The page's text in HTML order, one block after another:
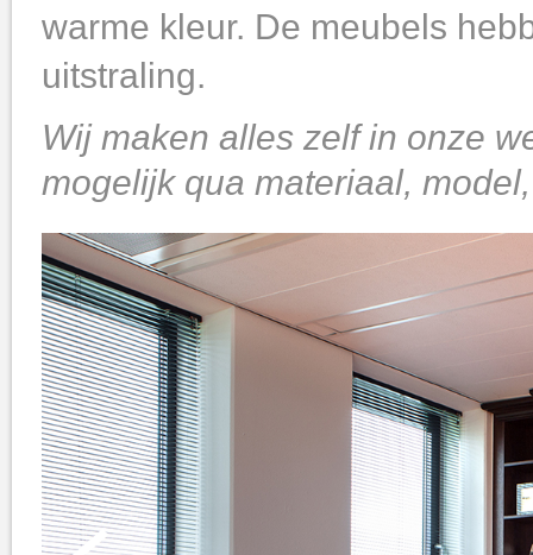
warme kleur. De meubels
uitstraling.
Wij maken alles zelf in onze
mogelijk qua materiaal,